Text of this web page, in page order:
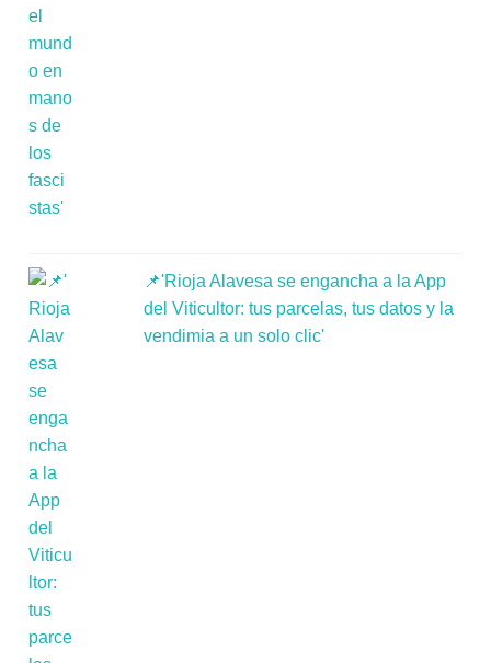
📌'Rioja Alavesa se engancha a la App
del Viticultor: tus parcelas, tus datos y la
vendimia a un solo clic'